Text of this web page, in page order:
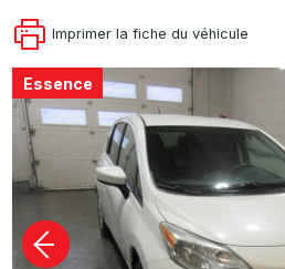
Imprimer la fiche du véhicule
Essence